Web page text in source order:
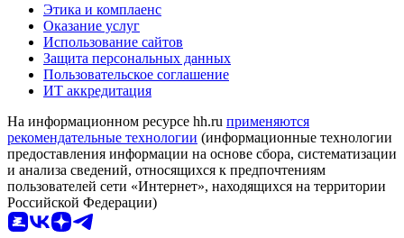
Этика и комплаенс
Оказание услуг
Использование сайтов
Защита персональных данных
Пользовательское соглашение
ИТ аккредитация
На информационном ресурсе hh.ru применяются
рекомендательные технологии (информационные технологии
предоставления информации на основе сбора, систематизации
и анализа сведений, относящихся к предпочтениям
пользователей сети «Интернет», находящихся на территории
Российской Федерации)